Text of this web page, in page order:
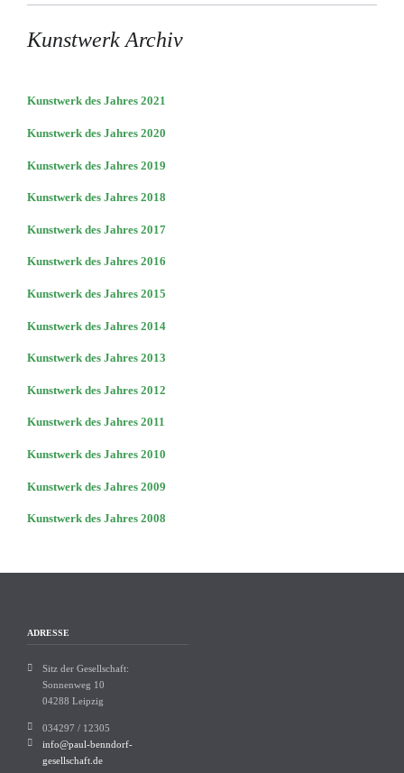
Kunstwerk Archiv
Kunstwerk des Jahres 2021
Kunstwerk des Jahres 2020
Kunstwerk des Jahres 2019
Kunstwerk des Jahres 2018
Kunstwerk des Jahres 2017
Kunstwerk des Jahres 2016
Kunstwerk des Jahres 2015
Kunstwerk des Jahres 2014
Kunstwerk des Jahres 2013
Kunstwerk des Jahres 2012
Kunstwerk des Jahres 2011
Kunstwerk des Jahres 2010
Kunstwerk des Jahres 2009
Kunstwerk des Jahres 2008
ADRESSE
Sitz der Gesellschaft:
Sonnenweg 10
04288 Leipzig
034297 / 12305
info@paul-benndorf-
gesellschaft.de